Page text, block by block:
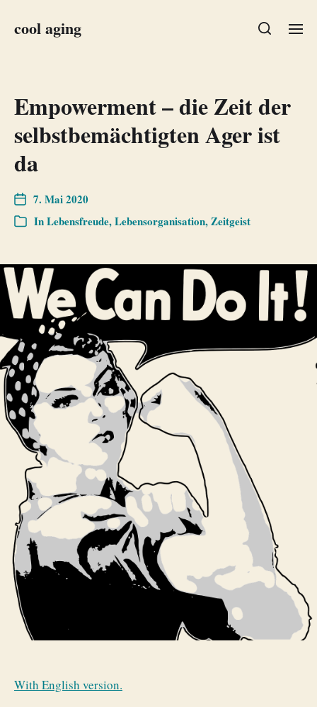
cool aging
Empowerment – die Zeit der
selbstbemächtigten Ager ist
da
7. Mai 2020
InLebensfreude,Lebensorganisation,Zeitgeist
With English version.